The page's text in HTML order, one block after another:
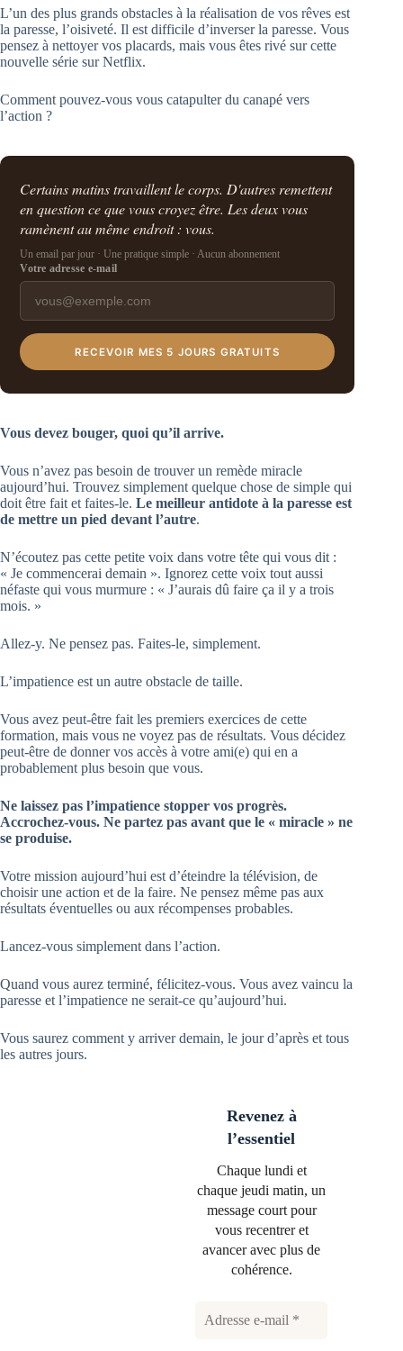
L’un des plus grands obstacles à la réalisation de vos rêves est
la paresse, l’oisiveté. Il est difficile d’inverser la paresse. Vous
pensez à nettoyer vos placards, mais vous êtes rivé sur cette
nouvelle série sur Netflix.
Comment pouvez-vous vous catapulter du canapé vers
l’action ?
Certains matins travaillent le corps. D'autres remettent
en question ce que vous croyez être. Les deux vous
ramènent au même endroit : vous.
Un email par jour · Une pratique simple · Aucun abonnement
Votre adresse e-mail
RECEVOIR MES 5 JOURS GRATUITS
Vous devez bouger, quoi qu’il arrive.
Vous n’avez pas besoin de trouver un remède miracle
aujourd’hui. Trouvez simplement quelque chose de simple qui
doit être fait et faites-le. Le meilleur antidote à la paresse est
de mettre un pied devant l’autre.
N’écoutez pas cette petite voix dans votre tête qui vous dit :
« Je commencerai demain ». Ignorez cette voix tout aussi
néfaste qui vous murmure : « J’aurais dû faire ça il y a trois
mois. »
Allez-y. Ne pensez pas. Faites-le, simplement.
L’impatience est un autre obstacle de taille.
Vous avez peut-être fait les premiers exercices de cette
formation, mais vous ne voyez pas de résultats. Vous décidez
peut-être de donner vos accès à votre ami(e) qui en a
probablement plus besoin que vous.
Ne laissez pas l’impatience stopper vos progrès.
Accrochez-vous. Ne partez pas avant que le « miracle » ne
se produise.
Votre mission aujourd’hui est d’éteindre la télévision, de
choisir une action et de la faire. Ne pensez même pas aux
résultats éventuelles ou aux récompenses probables.
Lancez-vous simplement dans l’action.
Quand vous aurez terminé, félicitez-vous. Vous avez vaincu la
paresse et l’impatience ne serait-ce qu’aujourd’hui.
Vous saurez comment y arriver demain, le jour d’après et tous
les autres jours.
Revenez à
l’essentiel
Chaque lundi et
chaque jeudi matin, un
message court pour
vous recentrer et
avancer avec plus de
cohérence.